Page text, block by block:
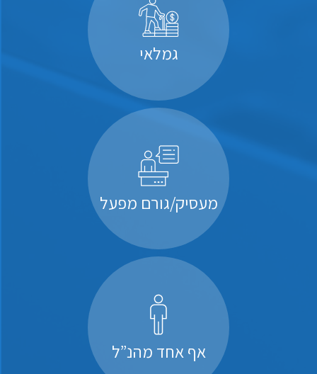
גמלאי
מעסיק/גורם מפעל
אף אחד מהנ”ל